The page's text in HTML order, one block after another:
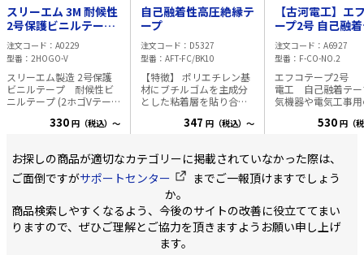
スリーエム 3M 耐候性
2号保護ビニルテープ
(2ホゴVテープ) 20m
注文コード
A0229
型番
2HOGO-V
スリーエム製造 2号保護
ビニルテープ 耐候性ビ
ニルテープ (2ホゴVテー
た、耐候性のビニルテー
ます。 融着テープなどの
ゴムテープの外装に巻い
たり、接続部を保護をす
0.2㎜x幅19㎜x長20m ご
購入単位:10個単位
330 円（税込）～
自己融着性高圧絶縁テ
ープ
注文コード
D5327
型番
AFT-FC/BK10
【特徴】 ポリエチレン基
材にブチルゴムを主成分
とした粘着層を貼り合わ
れた電気的諸特性、耐水
な耐寒性、耐老化性、機
械的性質が特徴です。低
温化でも柔軟性を失うこ
となく、作業性に優れて
います。JCAA D 004準拠
商品のため安心してご使
用いただけます。 【用
途】 高圧電力ケーブルお
347 円（税込）～
【古河電工】エ
ープ2号 自己融着テー
プ 接続部に最適!
注文コード
A6927
型番
F-CO-NO.2
エフコテープ2
電工 自己融着テー
気機器や電気工事
た融着性、作業性
で、高く評価され
す。 エフコテープ2号
は、非常に剥がれ
性を持つ 信頼性の
己融着性絶縁テー
す。 JCAA D 004 適合品
530 円（
お探しの商品が適切なカテゴリーに掲載されていなかった際は、
ご面倒ですがサポートセンター
までご一報頂けますでしょう
か。
商品検索しやすくなるよう、今後のサイトの改善に役立ててまい
りますので、ぜひご理解とご協力を頂きますようお願い申し上げ
ます。